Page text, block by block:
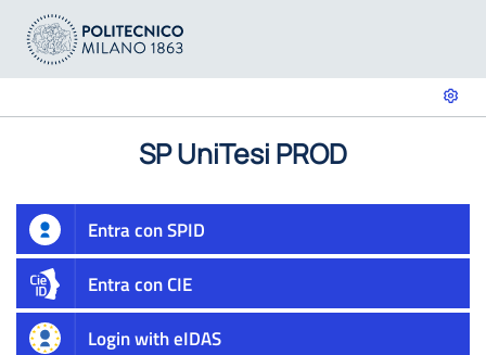
SP UniTesi PROD
Entra con SPID
Entra con CIE
Login with eIDAS